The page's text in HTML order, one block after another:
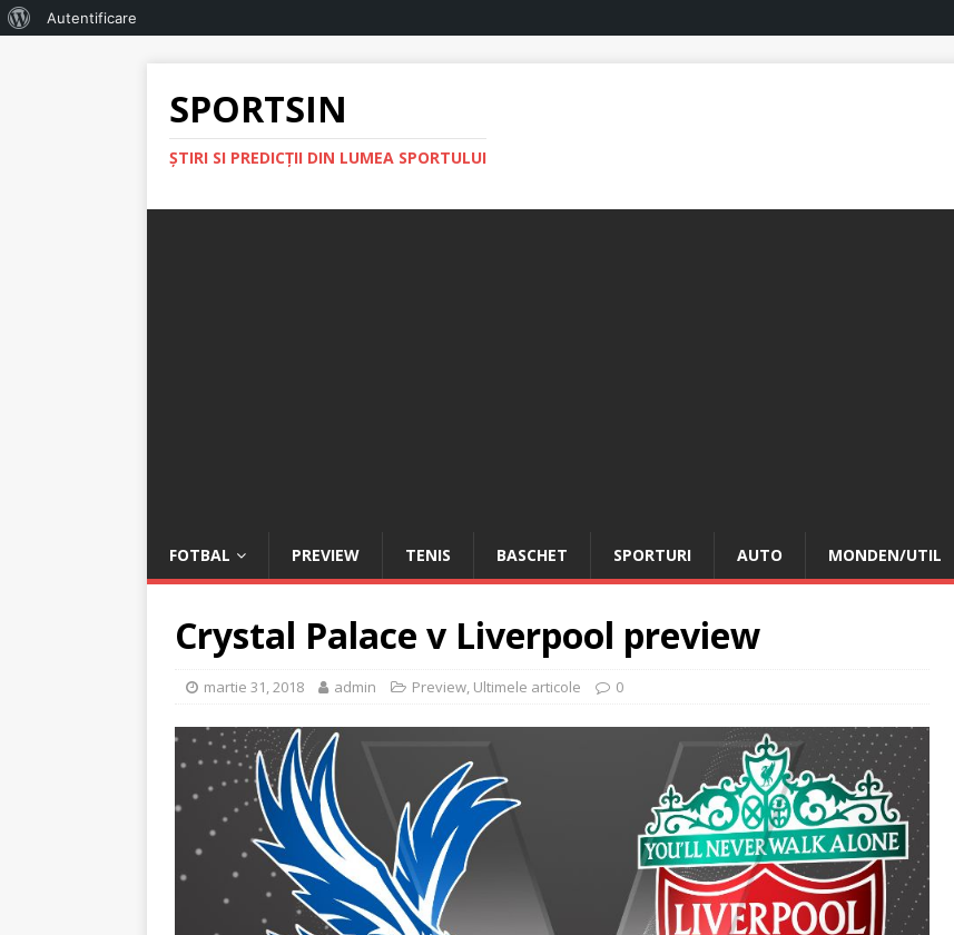
Autentificare
SPORTSIN
ŞTIRI SI PREDICŢII DIN LUMEA SPORTULUI
FOTBAL PREVIEW TENIS BASCHET SPORTURI AUTO MONDEN/UTIL
Crystal Palace v Liverpool preview
martie 31, 2018 admin Preview, Ultimele articole 0